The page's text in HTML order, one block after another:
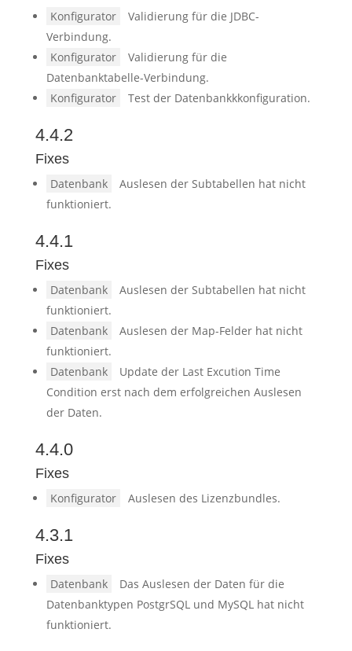
Konfigurator
Validierung für die JDBC-
Verbindung.
Konfigurator
Validierung für die
Datenbanktabelle-Verbindung.
Konfigurator
Test der Datenbankkkonfiguration.
4.4.2
Fixes
Datenbank
Auslesen der Subtabellen hat nicht
funktioniert.
4.4.1
Fixes
Datenbank
Auslesen der Subtabellen hat nicht
funktioniert.
Datenbank
Auslesen der Map-Felder hat nicht
funktioniert.
Datenbank
Update der Last Excution Time
Condition erst nach dem erfolgreichen Auslesen
der Daten.
4.4.0
Fixes
Konfigurator Auslesen des Lizenzbundles.
4.3.1
Fixes
Datenbank
Das Auslesen der Daten für die
Datenbanktypen PostgrSQL und MySQL hat nicht
funktioniert.